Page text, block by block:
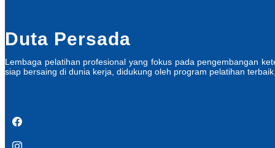
Duta Persada
Lembaga pelatihan profesional yang fokus pada pengembangan
siap bersaing di dunia kerja, didukung oleh program pelatihan